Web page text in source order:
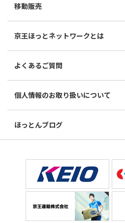
移動販売
京王ほっとネットワークとは
よくあるご質問
個人情報のお取り扱いについて
ほっとんブログ